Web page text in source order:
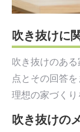
吹き抜けに
吹き抜けのあ
点とその回答
理想の家づくり
吹き抜けの